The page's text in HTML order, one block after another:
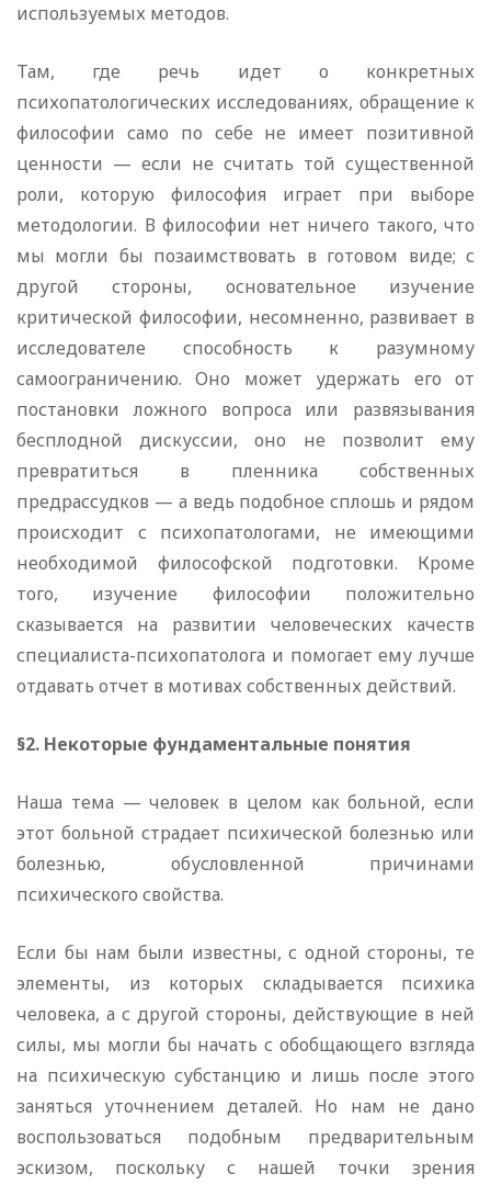
используемых методов.
Там, где речь идет о конкретных
психопатологических исследованиях, обращение к
философии само по себе не имеет позитивной
ценности — если не считать той существенной
роли, которую философия играет при выборе
методологии. В философии нет ничего такого, что
мы могли бы позаимствовать в готовом виде; с
другой стороны, основательное изучение
критической философии, несомненно, развивает в
исследователе способность к разумному
самоограничению. Оно может удержать его от
постановки ложного вопроса или развязывания
бесплодной дискуссии, оно не позволит ему
превратиться в пленника собственных
предрассудков — а ведь подобное сплошь и рядом
происходит с психопатологами, не имеющими
необходимой философской подготовки. Кроме
того, изучение философии положительно
сказывается на развитии человеческих качеств
специалиста-психопатолога и помогает ему лучше
отдавать отчет в мотивах собственных действий.
§2. Некоторые фундаментальные понятия
Наша тема — человек в целом как больной, если
этот больной страдает психической болезнью или
болезнью, обусловленной причинами
психического свойства.
Если бы нам были известны, с одной стороны, те
элементы, из которых складывается психика
человека, а с другой стороны, действующие в ней
силы, мы могли бы начать с обобщающего взгляда
на психическую субстанцию и лишь после этого
заняться уточнением деталей. Но нам не дано
воспользоваться подобным предварительным
эскизом, поскольку с нашей точки зрения